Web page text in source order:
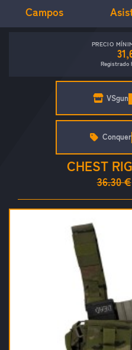
Campos
PRECIO
Registrado
VSgun
CHEST
36.30 €
Conquer